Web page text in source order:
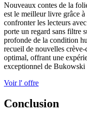
Nouveaux contes de la
est le meilleur livre grâce
confronter les lecteurs
porte un regard sans filtre
profonde de la condition
recueil de nouvelles
optimal, offrant une
exceptionnel de Bukowski
Voir l' offre
Conclusion